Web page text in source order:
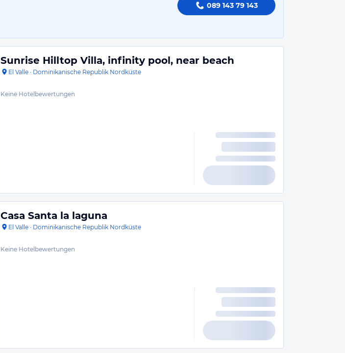
089 143 79 143
Sunrise Hilltop Villa, infinity pool, near beach
El Valle · Dominikanische Republik Nordküste
Keine Hotelbewertungen
Casa Santa la laguna
El Valle · Dominikanische Republik Nordküste
Keine Hotelbewertungen